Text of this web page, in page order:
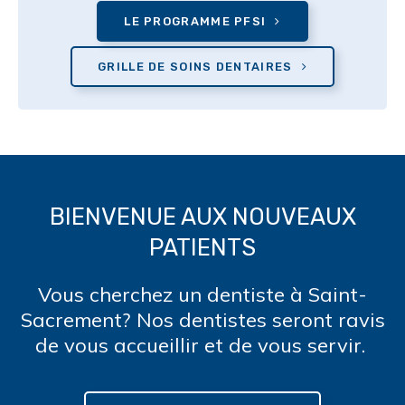
LE PROGRAMME PFSI
GRILLE DE SOINS DENTAIRES
BIENVENUE AUX NOUVEAUX
PATIENTS
Vous cherchez un dentiste à Saint-
Sacrement? Nos dentistes seront ravis
de vous accueillir et de vous servir.